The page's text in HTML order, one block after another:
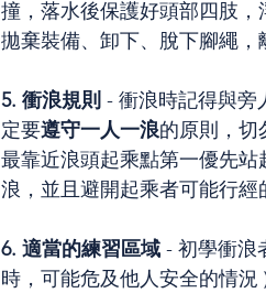
撞，落水後保護好頭部四肢
拋棄裝備、卸下、脫下腳繩，
5. 衝浪規則 - 衝浪時記得與旁
定要遵守一人一浪的原則，切
最靠近浪頭起乘點第一優先
浪，並且避開起乘者可能行經
6. 適當的練習區域 - 初學衝浪
時，可能危及他人安全的情況